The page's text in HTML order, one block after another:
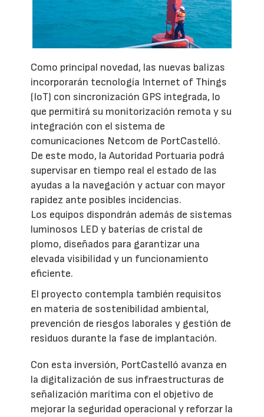
Como principal novedad, las nuevas balizas
incorporarán tecnología Internet of Things
(IoT) con sincronización GPS integrada, lo
que permitirá su monitorización remota y su
integración con el sistema de
comunicaciones Netcom de PortCastelló.
De este modo, la Autoridad Portuaria podrá
supervisar en tiempo real el estado de las
ayudas a la navegación y actuar con mayor
rapidez ante posibles incidencias.
Los equipos dispondrán además de sistemas
luminosos LED y baterías de cristal de
plomo, diseñados para garantizar una
elevada visibilidad y un funcionamiento
eficiente.
El proyecto contempla también requisitos
en materia de sostenibilidad ambiental,
prevención de riesgos laborales y gestión de
residuos durante la fase de implantación.
Con esta inversión, PortCastelló avanza en
la digitalización de sus infraestructuras de
señalización marítima con el objetivo de
mejorar la seguridad operacional y reforzar la